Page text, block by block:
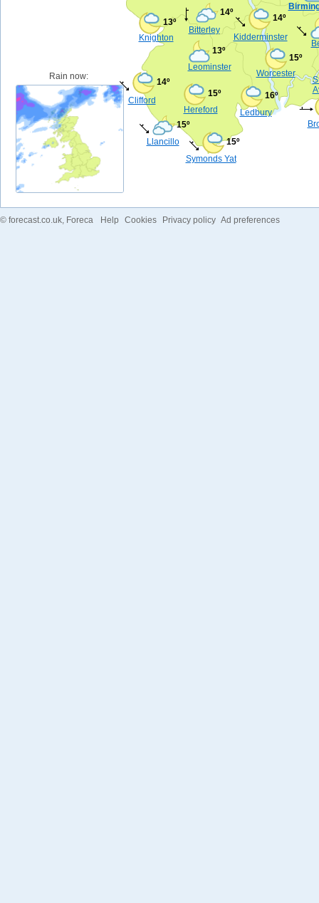
Worcester
15º
Hereford
15º
Kidderminster
14º
Leominster
13º
Ledbury
16º
Knighton
13º
Llancillo
15º
Clifford
14º
Bitterley
14º
Symonds Yat
15º
Rain now:
© forecast.co.uk , Foreca Help Cookies Privacy policy Ad preferences